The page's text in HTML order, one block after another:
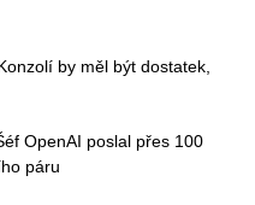
by měl být dostatek,
OpenAI poslal přes 100
páru